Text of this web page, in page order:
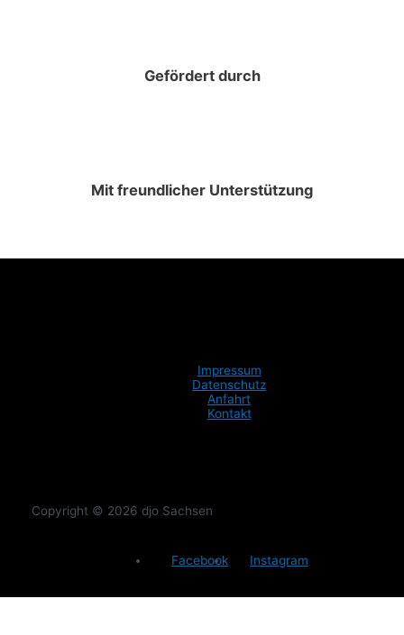
Gefördert durch
Mit freundlicher Unterstützung
Impressum
Datenschutz
Anfahrt
Kontakt
Copyright © 2026 djo Sachsen
Facebook Instagram